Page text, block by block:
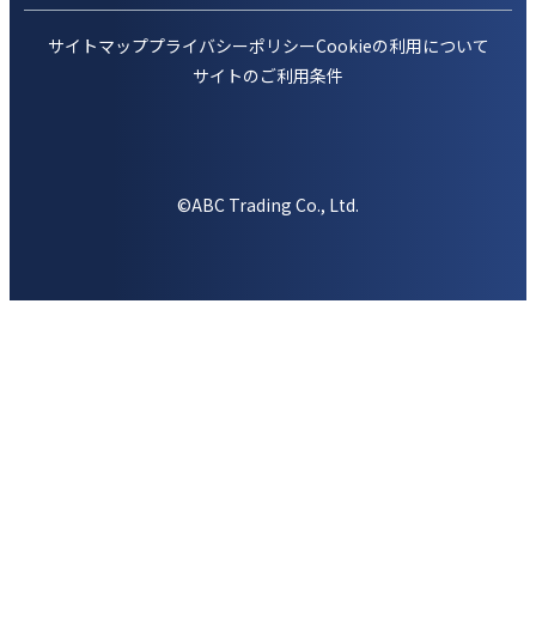
サイトマッププライバシーポリシーCookieの利用について
サイトのご利用条件
©ABC Trading Co., Ltd.